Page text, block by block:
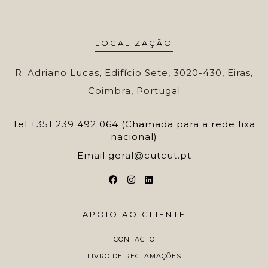
LOCALIZAÇÃO
R. Adriano Lucas, Edifício Sete, 3020-430, Eiras,
Coimbra, Portugal
Tel +351 239 492 064 (Chamada para a rede fixa
nacional)
Email geral@cutcut.pt
APOIO AO CLIENTE
CONTACTO
LIVRO DE RECLAMAÇÕES